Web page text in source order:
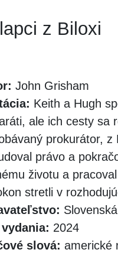
z Biloxi
John Grisham
Keith a Hugh
ale ich cesty sa
prokurátor, z
právo a
životu a
stretli v
2024
slová: americké